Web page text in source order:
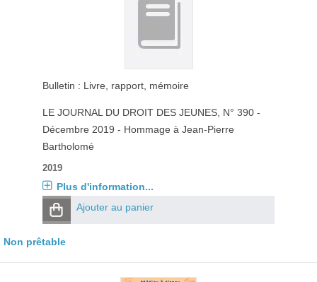
Bulletin : Livre, rapport, mémoire
LE JOURNAL DU DROIT DES JEUNES, N° 390 -
Décembre 2019 - Hommage à Jean-Pierre
Bartholomé
2019
Plus d'information...
Ajouter au panier
Non prêtable